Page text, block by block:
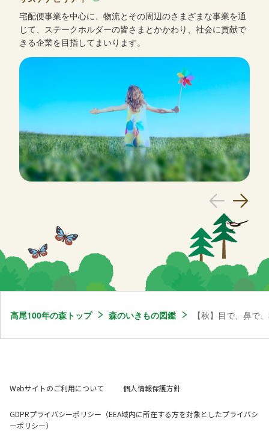
宅配便事業を中心に、物流とその周辺のさまざまな事業を通
じて、ステークホルダーの皆さまとかかわり、社会に貢献で
きる企業を目指してまいります。
高尾100年の森トップ 森のいきもの図鑑 【秋】目で、鼻で
Webサイトのご利用について 個人情報保護方針
GDPRプライバシーポリシー（EEA域内に所在する方を対象としたプライバシ
ーポリシー）